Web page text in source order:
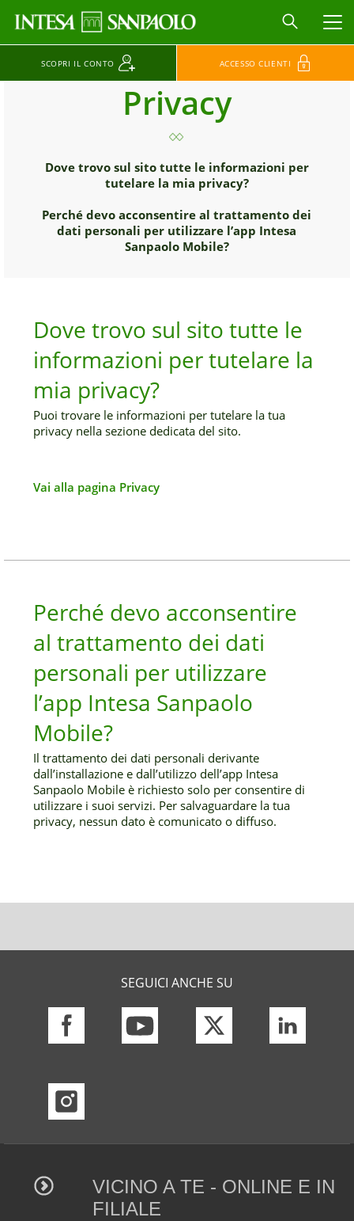
SCOPRI IL CONTO ACCESSO CLIENTI
Privacy
Dove trovo sul sito tutte le informazioni per
tutelare la mia privacy?
Perché devo acconsentire al trattamento dei
dati personali per utilizzare l’app Intesa
Sanpaolo Mobile?
Dove trovo sul sito tutte le
informazioni per tutelare la
mia privacy?
Puoi trovare le informazioni per tutelare la tua
privacy nella sezione dedicata del sito.
Vai alla pagina Privacy
Perché devo acconsentire
al trattamento dei dati
personali per utilizzare
l’app Intesa Sanpaolo
Mobile?
Il trattamento dei dati personali derivante
dall’installazione e dall’utilizzo dell’app Intesa
Sanpaolo Mobile è richiesto solo per consentire di
utilizzare i suoi servizi. Per salvaguardare la tua
privacy, nessun dato è comunicato o diffuso.
SEGUICI ANCHE SU
VICINO A TE - ONLINE E IN
FILIALE